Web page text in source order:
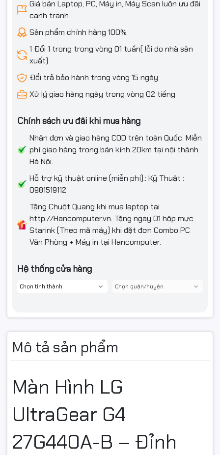
Giá bán Laptop, PC, Máy in, Máy Scan luôn ưu đãi
cạnh tranh
Sản phẩm chính hãng 100%
1 Đổi 1 trong trong vòng 01 tuần( lỗi do nhà sản
xuất)
Đổi trả bảo hành trong vòng 15 ngày
Xử lý giao hàng ngày trong vòng 02 tiếng
Chính sách ưu đãi khi mua hàng
Nhận đơn và giao hàng COD trên toàn Quốc. Miễn
phí giao hàng trong bán kính 20km tại nội thành
Hà Nội.
Hỗ trợ kỹ thuật online (miễn phí).: Kỹ Thuật :
0981519112
Tặng Chuột Quang khi mua laptop tại
http://Hancomputer.vn. Tặng ngay 01 hộp mực
Starink (Theo mã máy) khi đặt đơn Combo PC
Văn Phòng + Máy in tại Hancomputer.
Hệ thống cửa hàng
Mô tả sản phẩm
Màn Hình LG
UltraGear G4
27G440A-B – Đỉnh